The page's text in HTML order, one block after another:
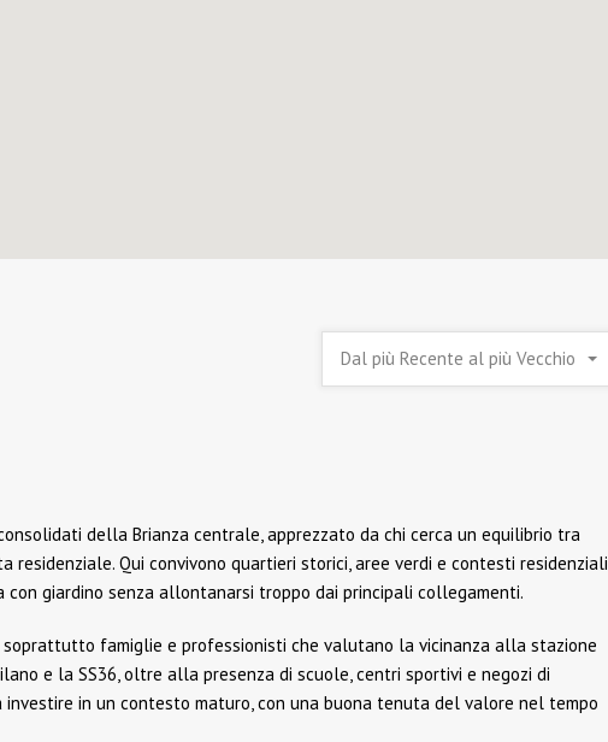
Dal più Recente al più Vecchio
della Brianza centrale, apprezzato da chi cerca un equilibrio tra
Qui convivono quartieri storici, aree verdi e contesti residenziali
giardino senza allontanarsi troppo dai principali collegamenti.
famiglie e professionisti che valutano la vicinanza alla stazione
e la SS36, oltre alla presenza di scuole, centri sportivi e negozi di
in un contesto maturo, con una buona tenuta del valore nel tempo